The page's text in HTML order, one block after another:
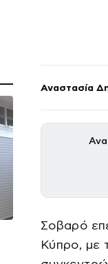
Αναστασία
Σοβαρό
Κύπρο, με